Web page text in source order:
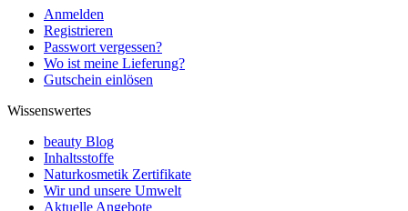
Anmelden
Registrieren
Passwort vergessen?
Wo ist meine Lieferung?
Gutschein einlösen
Wissenswertes
beauty Blog
Inhaltsstoffe
Naturkosmetik Zertifikate
Wir und unsere Umwelt
Aktuelle Angebote